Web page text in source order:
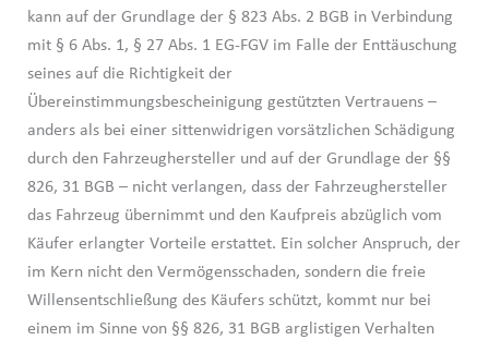
kann auf der Grundlage der § 823 Abs. 2 BGB in Verbindung
mit § 6 Abs. 1, § 27 Abs. 1 EG-FGV im Falle der Enttäuschung
seines auf die Richtigkeit der
Übereinstimmungsbescheinigung gestützten Vertrauens –
anders als bei einer sittenwidrigen vorsätzlichen Schädigung
durch den Fahrzeughersteller und auf der Grundlage der §§
826, 31 BGB – nicht verlangen, dass der Fahrzeughersteller
das Fahrzeug übernimmt und den Kaufpreis abzüglich vom
Käufer erlangter Vorteile erstattet. Ein solcher Anspruch, der
im Kern nicht den Vermögensschaden, sondern die freie
Willensentschließung des Käufers schützt, kommt nur bei
einem im Sinne von §§ 826, 31 BGB arglistigen Verhalten